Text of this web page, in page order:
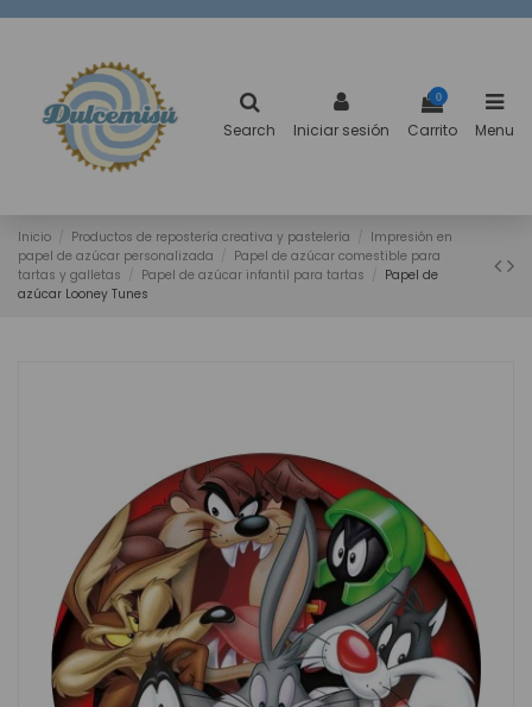
Search Iniciar sesión
0
Carrito Menu
Inicio Productos de repostería creativa y pastelería
Impresión en
papel de azúcar personalizada
Papel de azúcar comestible para
tartas y galletas
Papel de azúcar infantil para tartas
Papel de
azúcar Looney Tunes